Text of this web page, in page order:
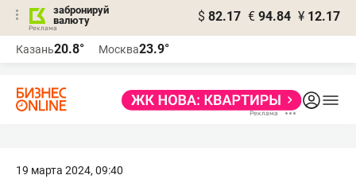
забронируй
валюту
$ 82.17 € 94.84 ¥ 12.17
Казань20.8° Москва23.9°
19 марта 2024, 09:40